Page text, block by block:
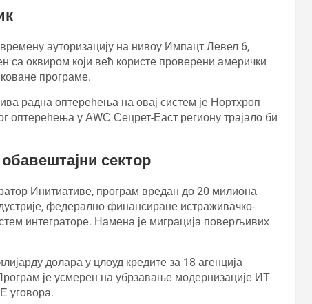
ауторизацију на нивоу Импацт Левел 6,
са оквиром који већ користе проверени амерички
програме.
радна оптерећења на овај систем је Нортхроп
у АWС Сецрет-Еаст региону трајало би
сектор
Инитиативе, програм вредан до 20 милиона
федерално финансиране истраживачко-
интеграторе. Намена је миграција поверљивих
долара у цлоуд кредите за 18 агенција
је усмерен на убрзавање модернизације ИТ
уговора.